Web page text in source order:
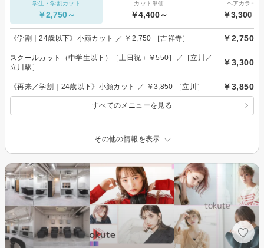
学生・学割カット
￥2,750～
カット単価
￥4,400～
ヘアカラー
￥3,300～
《学割｜24歳以下》小顔カット ／ ￥2,750 ［吉祥寺］ ￥2,750
スクールカット（中学生以下）［土日祝＋￥550］／［立川／
立川駅］
￥3,300
《再来／学割｜24歳以下》小顔カット ／ ￥3,850 ［立川］ ￥3,850
すべてのメニューを見る
その他の情報を表示